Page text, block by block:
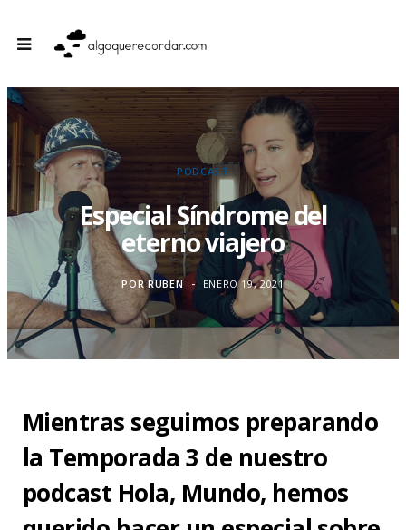
PODCAST
Especial Síndrome del
eterno viajero
PORRUBEN ENERO 19, 2021
Mientras seguimos preparando
la Temporada 3 de nuestro
podcast Hola, Mundo, hemos